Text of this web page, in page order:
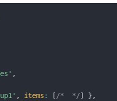
,
, items : [ /*  */] } ,